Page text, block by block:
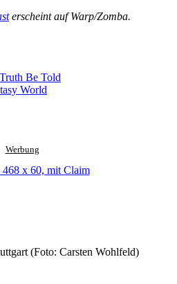
erscheint auf Warp/Zomba.
Be Told
World
Werbung